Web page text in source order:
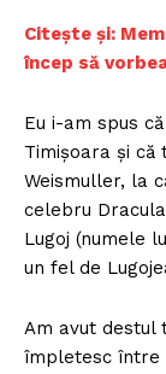
Citește și:
încep să
Eu i-am spus
Timișoara și că
Weismuller, la
celebru
Lugoj (numele
un fel de
Am avut destul
împletesc între